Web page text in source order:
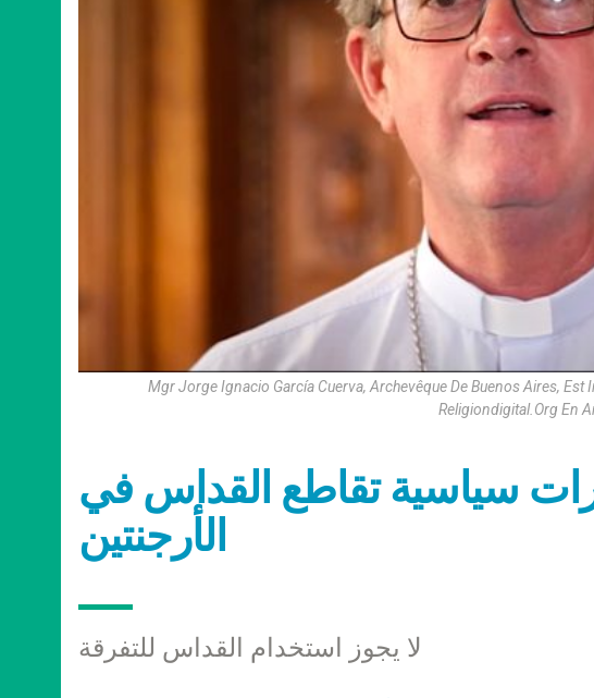
Mgr Jorge Ignacio García Cuerva, Archevêque De Buenos Aires,
Religiondigital.Org En
سياسية تقاطع القداس في
الأرجنتين
لا يجوز استخدام القداس للتفرقة